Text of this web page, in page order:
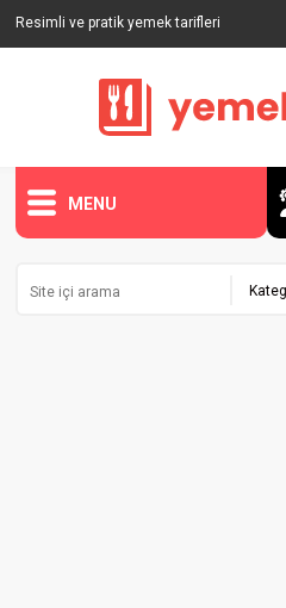
Resimli ve pratik yemek tarifleri
MENU